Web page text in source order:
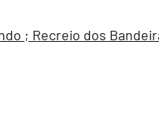
; Recreio dos